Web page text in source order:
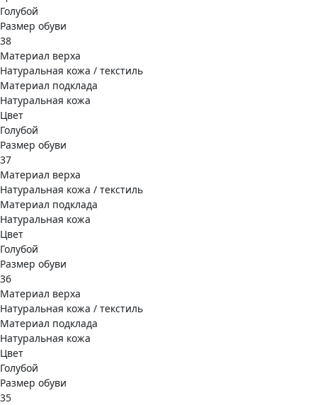
Голубой
Размер обуви
38
Материал верха
Натуральная кожа / текстиль
Материал подклада
Натуральная кожа
Цвет
Голубой
Размер обуви
37
Материал верха
Натуральная кожа / текстиль
Материал подклада
Натуральная кожа
Цвет
Голубой
Размер обуви
36
Материал верха
Натуральная кожа / текстиль
Материал подклада
Натуральная кожа
Цвет
Голубой
Размер обуви
35